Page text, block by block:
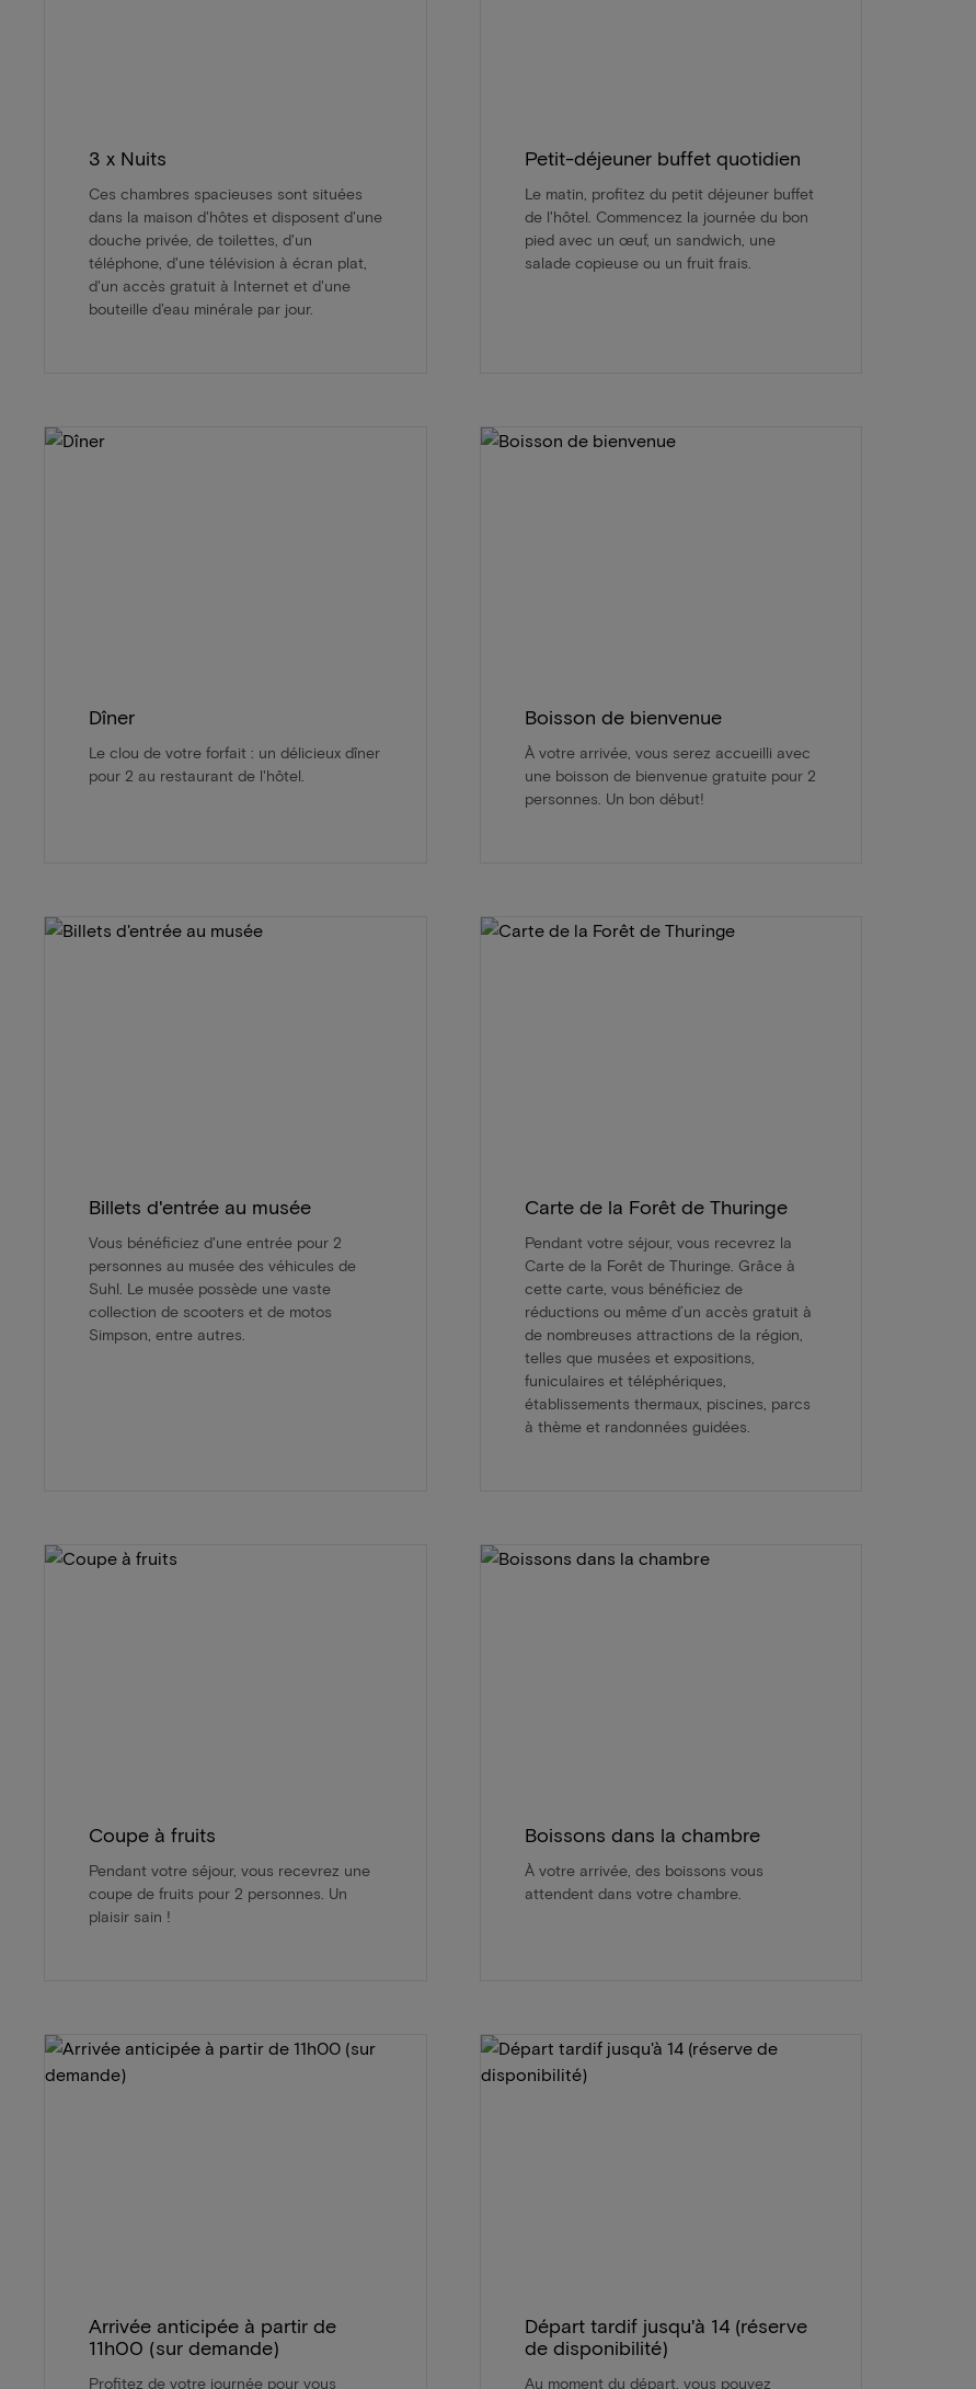
3 x Nuits
Ces chambres spacieuses sont situées
dans la maison d'hôtes et disposent d'une
douche privée, de toilettes, d'un
téléphone, d'une télévision à écran plat,
d'un accès gratuit à Internet et d'une
bouteille d'eau minérale par jour.
Petit-déjeuner buffet quotidien
Le matin, profitez du petit déjeuner buffet
de l'hôtel. Commencez la journée du bon
pied avec un œuf, un sandwich, une
salade copieuse ou un fruit frais.
Dîner
Le clou de votre forfait : un délicieux dîner
pour 2 au restaurant de l'hôtel.
Boisson de bienvenue
À votre arrivée, vous serez accueilli avec
une boisson de bienvenue gratuite pour 2
personnes. Un bon début!
Billets d'entrée au musée
Vous bénéficiez d'une entrée pour 2
personnes au musée des véhicules de
Suhl. Le musée possède une vaste
collection de scooters et de motos
Simpson, entre autres.
Carte de la Forêt de Thuringe
Pendant votre séjour, vous recevrez la
Carte de la Forêt de Thuringe. Grâce à
cette carte, vous bénéficiez de
réductions ou même d’un accès gratuit à
de nombreuses attractions de la région,
telles que musées et expositions,
funiculaires et téléphériques,
établissements thermaux, piscines, parcs
à thème et randonnées guidées.
Coupe à fruits
Pendant votre séjour, vous recevrez une
coupe de fruits pour 2 personnes. Un
plaisir sain !
Boissons dans la chambre
À votre arrivée, des boissons vous
attendent dans votre chambre.
Arrivée anticipée à partir de
11h00 (sur demande)
Profitez de votre journée pour vous
Départ tardif jusqu'à 14 (réserve
de disponibilité)
Au moment du départ, vous pouvez